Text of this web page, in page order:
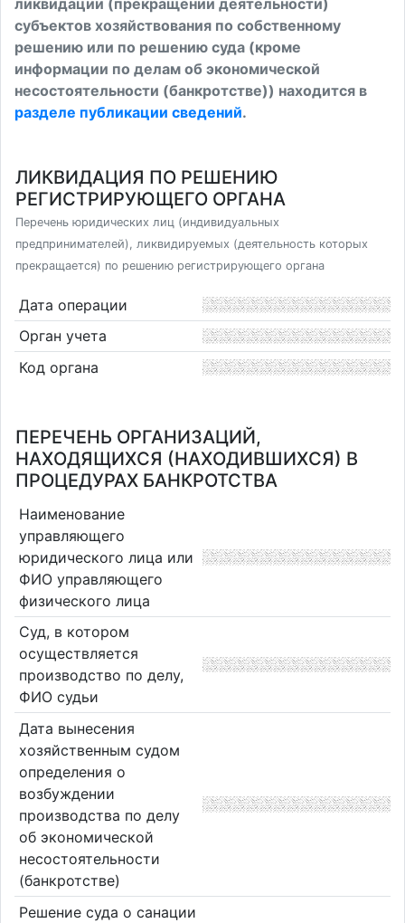
ликвидации (прекращении деятельности)
субъектов хозяйствования по собственному
решению или по решению суда (кроме
информации по делам об экономической
несостоятельности (банкротстве)) находится в
разделе публикации сведений.
ЛИКВИДАЦИЯ ПО РЕШЕНИЮ
РЕГИСТРИРУЮЩЕГО ОРГАНА
Перечень юридических лиц (индивидуальных
предпринимателей), ликвидируемых (деятельность которых
прекращается) по решению регистрирующего органа
Дата операции
Орган учета
Код органа
ПЕРЕЧЕНЬ ОРГАНИЗАЦИЙ,
НАХОДЯЩИХСЯ (НАХОДИВШИХСЯ) В
ПРОЦЕДУРАХ БАНКРОТСТВА
Наименование
управляющего
юридического лица или
ФИО управляющего
физического лица
Суд, в котором
осуществляется
производство по делу,
ФИО судьи
Дата вынесения
хозяйственным судом
определения о
возбуждении
производства по делу
об экономической
несостоятельности
(банкротстве)
Решение суда о санации